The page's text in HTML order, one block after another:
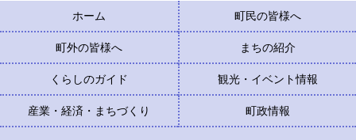
ホーム 町民の皆様へ
町外の皆様へ まちの紹介
くらしのガイド 観光・イベント情報
産業・経済・まちづくり 町政情報